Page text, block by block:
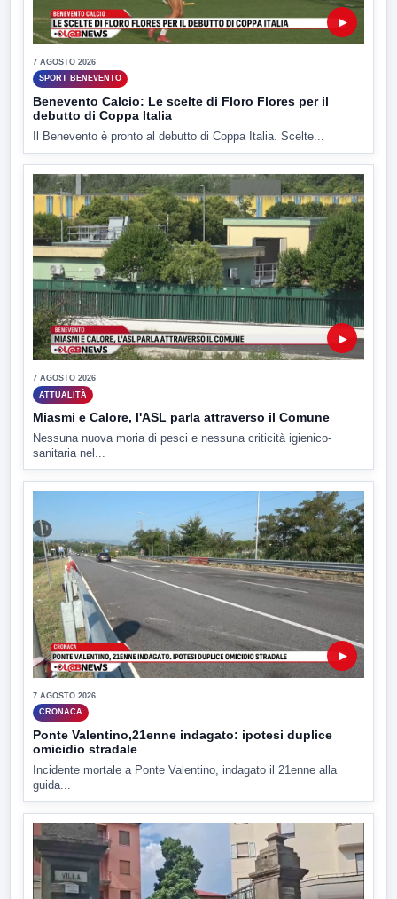
▶
7 AGOSTO 2026
SPORT BENEVENTO
Benevento Calcio: Le scelte di Floro Flores per il
debutto di Coppa Italia
Il Benevento è pronto al debutto di Coppa Italia. Scelte...
▶
7 AGOSTO 2026
ATTUALITÀ
Miasmi e Calore, l'ASL parla attraverso il Comune
Nessuna nuova moria di pesci e nessuna criticità igienico-
sanitaria nel...
▶
7 AGOSTO 2026
CRONACA
Ponte Valentino,21enne indagato: ipotesi duplice
omicidio stradale
Incidente mortale a Ponte Valentino, indagato il 21enne alla
guida...